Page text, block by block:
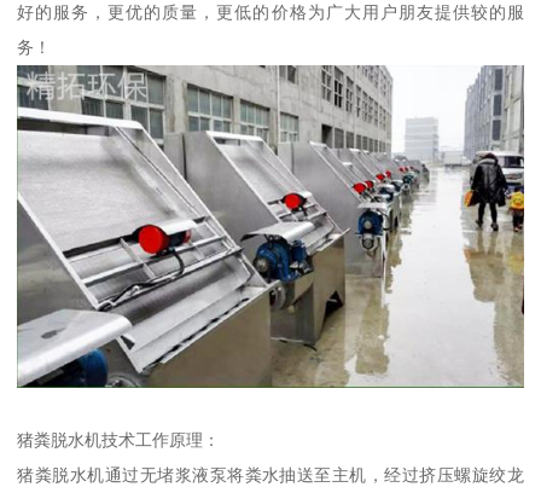
好的服务，更优的质量，更低的价格为广大用户朋友提供较的服
务！
猪粪脱水机技术工作原理：
猪粪脱水机通过无堵浆液泵将粪水抽送至主机，经过挤压螺旋绞龙